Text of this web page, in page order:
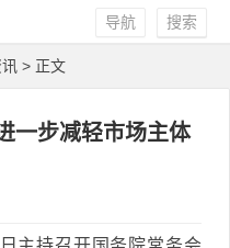
搜索
导航
> 正文
一步减轻市场主体